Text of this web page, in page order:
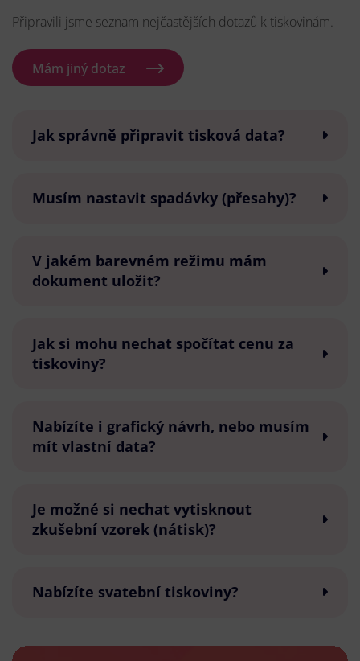
Připravili jsme seznam nejčastějších dotazů k tiskovinám.
Mám jiný dotaz
Jak správně připravit tisková data?
Musím nastavit spadávky (přesahy)?
V jakém barevném režimu mám
dokument uložit?
Jak si mohu nechat spočítat cenu za
tiskoviny?
Nabízíte i grafický návrh, nebo musím
mít vlastní data?
Je možné si nechat vytisknout
zkušební vzorek (nátisk)?
Nabízíte svatební tiskoviny?